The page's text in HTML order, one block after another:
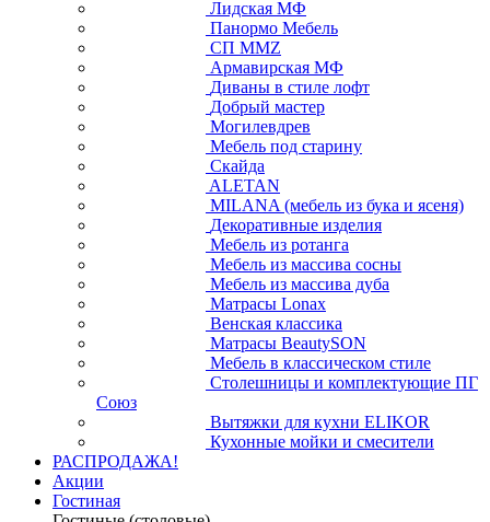
Лидская МФ
Панормо Мебель
СП ММZ
Армавирская МФ
Диваны в стиле лофт
Добрый мастер
Могилевдрев
Мебель под старину
Скайда
ALETAN
MILANA (мебель из бука и ясеня)
Декоративные изделия
Мебель из ротанга
Мебель из массива сосны
Мебель из массива дуба
Матрасы Lonax
Венская классика
Матрасы BeautySON
Мебель в классическом стиле
Столешницы и комплектующие ПГ
Союз
Вытяжки для кухни ELIKOR
Кухонные мойки и смесители
РАСПРОДАЖА!
Акции
Гостиная